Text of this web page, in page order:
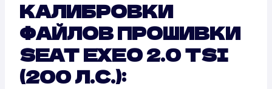
КАЛИБРОВКИ
ФАЙЛОВ ПРОШИВКИ
SEAT EXEO 2.0 TSI
(200 Л.С.):